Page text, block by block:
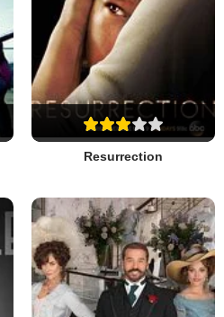
Resurrection